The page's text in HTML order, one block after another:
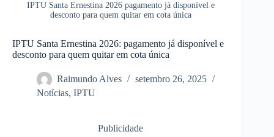
IPTU Santa Ernestina 2026 pagamento já disponível e
desconto para quem quitar em cota única
IPTU Santa Ernestina 2026: pagamento já disponível e
desconto para quem quitar em cota única
Raimundo Alves
setembro 26, 2025
Notícias, IPTU
Publicidade